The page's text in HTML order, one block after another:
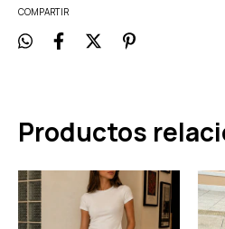
COMPARTIR
Productos